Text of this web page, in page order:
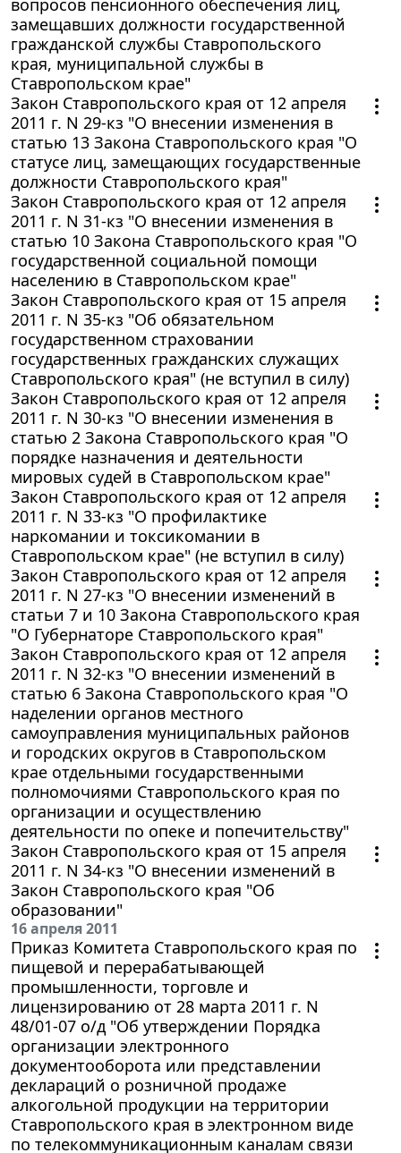
вопросов пенсионного обеспечения лиц,
замещавших должности государственной
гражданской службы Ставропольского
края, муниципальной службы в
Ставропольском крае"
Закон Ставропольского края от 12 апреля
2011 г. N 29-кз "О внесении изменения в
статью 13 Закона Ставропольского края "О
статусе лиц, замещающих государственные
должности Ставропольского края"
Закон Ставропольского края от 12 апреля
2011 г. N 31-кз "О внесении изменения в
статью 10 Закона Ставропольского края "О
государственной социальной помощи
населению в Ставропольском крае"
Закон Ставропольского края от 15 апреля
2011 г. N 35-кз "Об обязательном
государственном страховании
государственных гражданских служащих
Ставропольского края" (не вступил в силу)
Закон Ставропольского края от 12 апреля
2011 г. N 30-кз "О внесении изменения в
статью 2 Закона Ставропольского края "О
порядке назначения и деятельности
мировых судей в Ставропольском крае"
Закон Ставропольского края от 12 апреля
2011 г. N 33-кз "О профилактике
наркомании и токсикомании в
Ставропольском крае" (не вступил в силу)
Закон Ставропольского края от 12 апреля
2011 г. N 27-кз "О внесении изменений в
статьи 7 и 10 Закона Ставропольского края
"О Губернаторе Ставропольского края"
Закон Ставропольского края от 12 апреля
2011 г. N 32-кз "О внесении изменений в
статью 6 Закона Ставропольского края "О
наделении органов местного
самоуправления муниципальных районов
и городских округов в Ставропольском
крае отдельными государственными
полномочиями Ставропольского края по
организации и осуществлению
деятельности по опеке и попечительству"
Закон Ставропольского края от 15 апреля
2011 г. N 34-кз "О внесении изменений в
Закон Ставропольского края "Об
образовании"
16 апреля 2011
Приказ Комитета Ставропольского края по
пищевой и перерабатывающей
промышленности, торговле и
лицензированию от 28 марта 2011 г. N
48/01-07 о/д "Об утверждении Порядка
организации электронного
документооборота или представлении
деклараций о розничной продаже
алкогольной продукции на территории
Ставропольского края в электронном виде
по телекоммуникационным каналам связи